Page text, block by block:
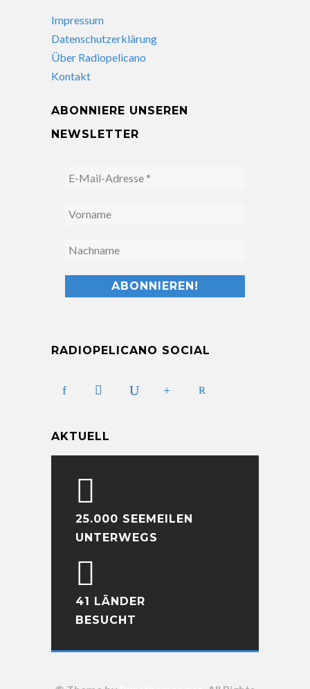
Impressum
Datenschutzerklärung
Über Radiopelicano
Kontakt
ABONNIERE UNSEREN
NEWSLETTER
RADIOPELICANO SOCIAL
AKTUELL
25.000 SEEMEILEN
UNTERWEGS
41 LÄNDER
BESUCHT